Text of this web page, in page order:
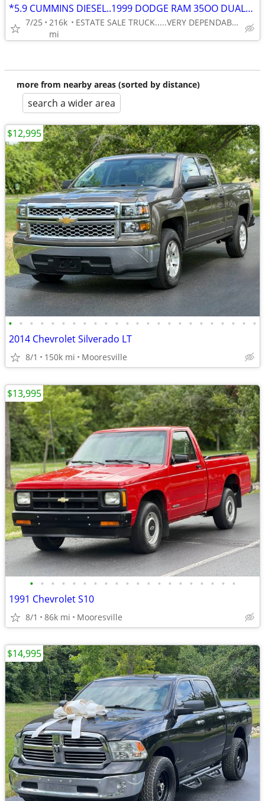
*5.9 CUMMINS DIESEL..1999 DODGE RAM 35OO DUALLY 1-TON RWD 5-SP. MANUAL
7/25
216k
mi
ESTATE SALE TRUCK.....VERY DEPENDABLE . . .VERY AFFORDABLE
more from nearby areas (sorted by distance)
search a wider area
• • • • • • • • • • • • • • • • • • • • • • • •
2014 Chevrolet Silverado LT
8/1 150k mi Mooresville
$12,995
• • • • • • • • • • • • • • • • • • • •
1991 Chevrolet S10
8/1 86k mi Mooresville
$13,995
$14,995